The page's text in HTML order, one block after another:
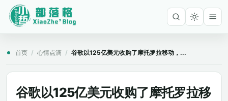
首页 / 心情点滴 / 谷歌以125亿美元收购了摩托罗拉移动，...
谷歌以125亿美元收购了摩托罗拉移